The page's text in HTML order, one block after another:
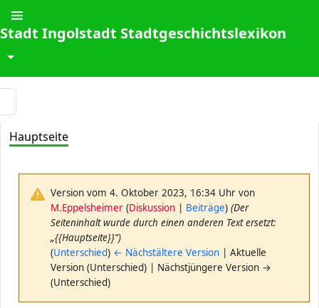
Stadt Ingolstadt Stadtgeschichtslexikon
↓
Hauptseite
Version vom 4. Oktober 2023, 16:34 Uhr von
M.Eppelsheimer (Diskussion | Beiträge) (Der
Seiteninhalt wurde durch einen anderen Text ersetzt:
„{{Hauptseite}}“)
(Unterschied) ← Nächstältere Version | Aktuelle
Version (Unterschied) | Nächstjüngere Version →
(Unterschied)